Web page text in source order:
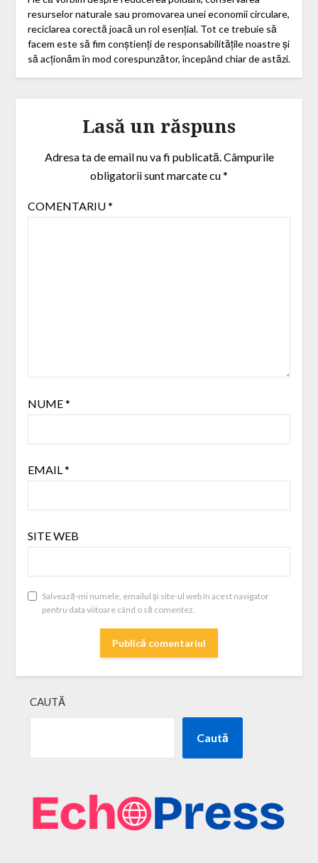
resurselor naturale sau promovarea unei economii circulare,
reciclarea corectă joacă un rol esențial. Tot ce trebuie să
facem este să fim conștienți de responsabilitățile noastre și
să acționăm în mod corespunzător, începând chiar de astăzi.
Lasă un răspuns
Adresa ta de email nu va fi publicată. Câmpurile
obligatorii sunt marcate cu*
COMENTARIU*
NUME*
EMAIL *
SITE WEB
Salvează-mi numele, emailul și site-ul web în acest navigator
pentru data viitoare când o să comentez.
CAUTĂ
Caută